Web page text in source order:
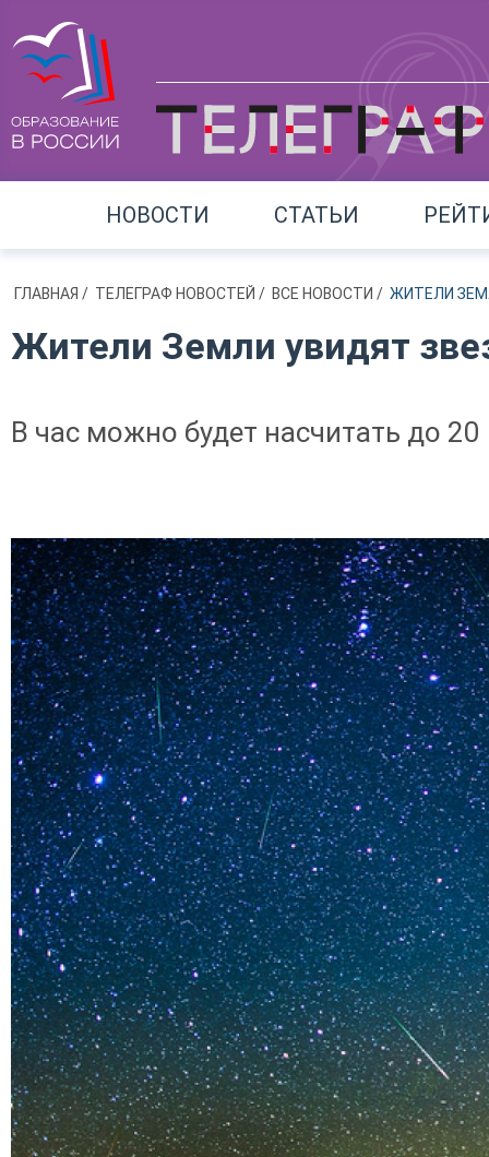
НОВОСТИ СТАТЬИ
ГЛАВНАЯ / ТЕЛЕГРАФ НОВОСТЕЙ / ВСЕ НОВОСТИ / ЖИТЕЛИ
Жители Земли увидят
В час можно будет насчитать до